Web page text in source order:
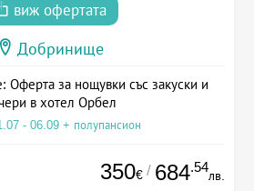
виж офертата
Добринище
Оферта за нощувки със закуски и
в хотел Орбел
- 06.09 + полупансион
350€ / 684.54
лв.